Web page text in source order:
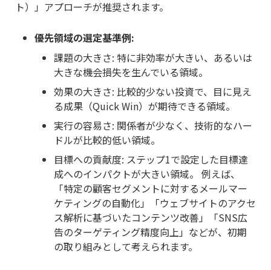
ト）」アプローチが推奨されます。
優先領域の選定基準例:
課題の大きさ: 特に非効率が大きい、あるいは
大きな機会損失を生んでいる領域。
効果の大きさ: 比較的少ない投資で、目に見え
る成果（Quick Win）が期待できる領域。
実行の容易さ: 関係者が少なく、技術的なハー
ドルが比較的低い領域。
目標への貢献度: ステップ1で設定した目標達
成へのインパクトが大きい領域。 例えば、
「特定の顧客セグメントに対するメールマー
ケティングの自動化」「ウェブサイトのアクセ
ス解析に基づいたコンテンツ改善」「SNS広
告のターゲティング精度向上」などが、初期
の取り組みとして考えられます。